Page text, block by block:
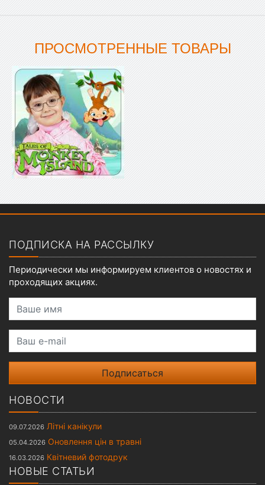
ПРОСМОТРЕННЫЕ ТОВАРЫ
ПОДПИСКА НА РАССЫЛКУ
Периодически мы информируем клиентов о новостях и
проходящих акциях.
Ваше имя
Ваш e-mail
НОВОСТИ
09.07.2026 Літні канікули
05.04.2026 Оновлення цін в травні
16.03.2026 Квітневий фотодрук
НОВЫЕ СТАТЬИ